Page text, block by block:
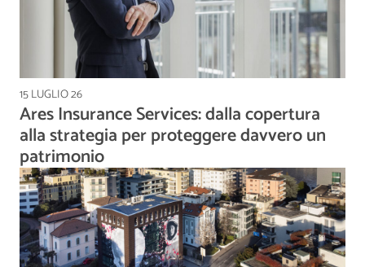
15 LUGLIO 26
Ares Insurance Services: dalla copertura
alla strategia per proteggere davvero un
patrimonio